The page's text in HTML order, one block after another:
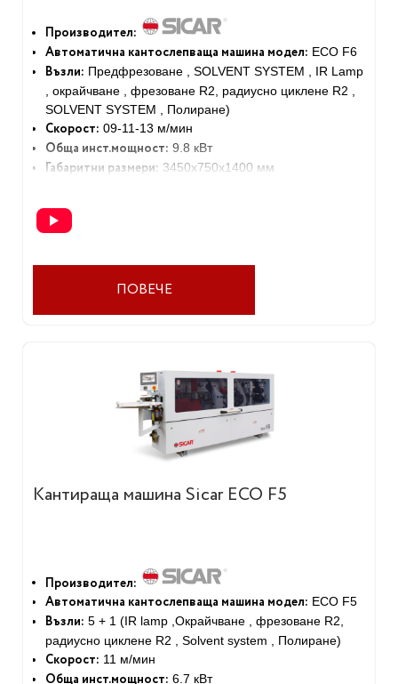
Производител:
Автоматична кантослепваща машина модел: ECO F6
Възли: Предфрезоване , SOLVENT SYSTEM , IR Lamp
, окрайчване , фрезоване R2, радиусно циклене R2 ,
SOLVENT SYSTEM , Полиране)
Скорост: 09-11-13 м/мин
Обща инст.мощност: 9.8 кВт
Габаритни размери: 3450х750х1400 мм
ПОВЕЧЕ
Кантираща машина Sicar ECO F5
Производител:
Автоматична кантослепваща машина модел: ECO F5
Възли: 5 + 1 (IR lamp ,Окрайчване , фрезоване R2,
радиусно циклене R2 , Solvent system , Полиране)
Скорост: 11 м/мин
Обща инст.мощност: 6.7 кВт